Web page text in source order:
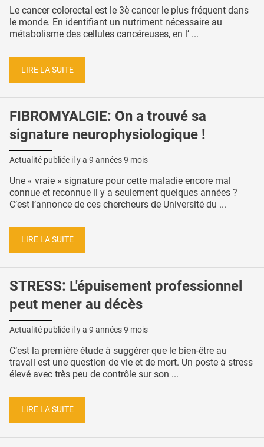
Le cancer colorectal est le 3è cancer le plus fréquent dans
le monde. En identifiant un nutriment nécessaire au
métabolisme des cellules cancéreuses, en l’ ...
LIRE LA SUITE
FIBROMYALGIE: On a trouvé sa
signature neurophysiologique !
Actualité publiée il y a 9 années 9 mois
Une « vraie » signature pour cette maladie encore mal
connue et reconnue il y a seulement quelques années ?
C’est l’annonce de ces chercheurs de Université du ...
LIRE LA SUITE
STRESS: L'épuisement professionnel
peut mener au décès
Actualité publiée il y a 9 années 9 mois
C’est la première étude à suggérer que le bien-être au
travail est une question de vie et de mort. Un poste à stress
élevé avec très peu de contrôle sur son ...
LIRE LA SUITE